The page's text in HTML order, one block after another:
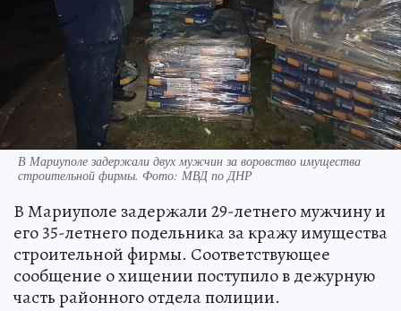
В Мариуполе задержали двух мужчин за воровство имущества
строительной фирмы. Фото: МВД по ДНР
В Мариуполе задержали 29-летнего мужчину и
его 35-летнего подельника за кражу имущества
строительной фирмы. Соответствующее
сообщение о хищении поступило в дежурную
часть районного отдела полиции.